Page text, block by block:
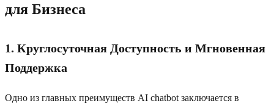
для Бизнеса
1. Круглосуточная Доступность и Мгновенная
Поддержка
Одно из главных преимуществ AI chatbot заключается в